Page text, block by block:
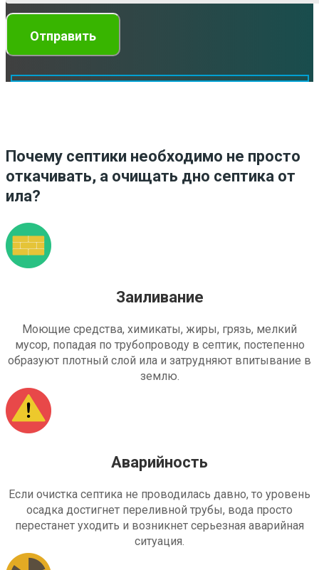
Почему септики необходимо не просто
откачивать, а очищать дно септика от
ила?
Заиливание
Моющие средства, химикаты, жиры, грязь, мелкий
мусор, попадая по трубопроводу в септик, постепенно
образуют плотный слой ила и затрудняют впитывание в
землю.
Аварийность
Если очистка септика не проводилась давно, то уровень
осадка достигнет переливной трубы, вода просто
перестанет уходить и возникнет серьезная аварийная
ситуация.